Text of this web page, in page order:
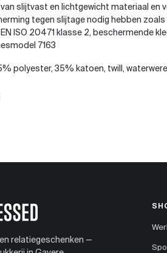
slijtvast en lichtgewicht materiaal en
tegen slijtage nodig hebben
ISO 20471 klasse 2, beschermende
7163
polyester, 35% katoen, twill,
relatiegeschenken —